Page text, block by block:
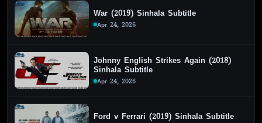
War (2019) Sinhala Subtitle
Apr 24, 2026
Johnny English Strikes Again (2018)
Sinhala Subtitle
Apr 24, 2026
Ford v Ferrari (2019) Sinhala Subtitle